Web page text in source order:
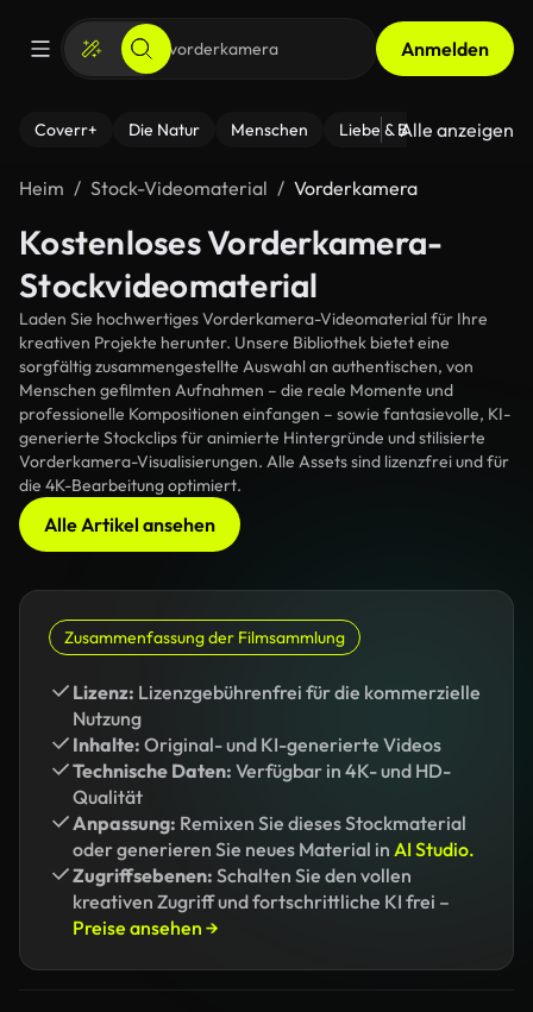
Anmelden
Coverr+ Die Natur Menschen Liebe & Beziehungen
Alle anzeigen
Heim Stock-Videomaterial Vorderkamera
Kostenloses Vorderkamera-
Stockvideomaterial
Laden Sie hochwertiges Vorderkamera-Videomaterial für Ihre
kreativen Projekte herunter. Unsere Bibliothek bietet eine
sorgfältig zusammengestellte Auswahl an authentischen, von
Menschen gefilmten Aufnahmen – die reale Momente und
professionelle Kompositionen einfangen – sowie fantasievolle, KI-
generierte Stockclips für animierte Hintergründe und stilisierte
Vorderkamera-Visualisierungen. Alle Assets sind lizenzfrei und für
die 4K-Bearbeitung optimiert.
Alle Artikel ansehen
Zusammenfassung der Filmsammlung
Lizenz: Lizenzgebührenfrei für die kommerzielle
Nutzung
Inhalte: Original- und KI-generierte Videos
Technische Daten: Verfügbar in 4K- und HD-
Qualität
Anpassung: Remixen Sie dieses Stockmaterial
oder generieren Sie neues Material in AI Studio.
Zugriffsebenen: Schalten Sie den vollen
kreativen Zugriff und fortschrittliche KI frei –
Preise ansehen →